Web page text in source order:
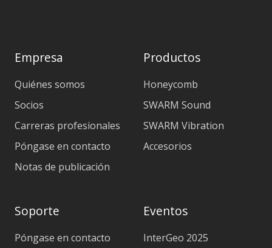
Empresa
Quiénes somos
Socios
Carreras profesionales
Póngase en contacto
Notas de publicación
Productos
Honeycomb
SWARM Sound
SWARM Vibration
Accesorios
Soporte
Póngase en contacto
Eventos
InterGeo 2025